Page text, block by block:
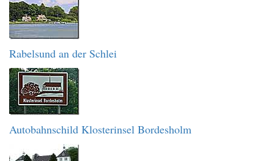
Rabelsund an der Schlei
Autobahnschild Klosterinsel Bordesholm